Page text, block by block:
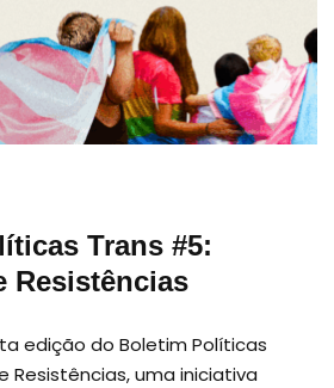
Trans #5:
Resistências
edição do Boletim Políticas
Resistências, uma iniciativa